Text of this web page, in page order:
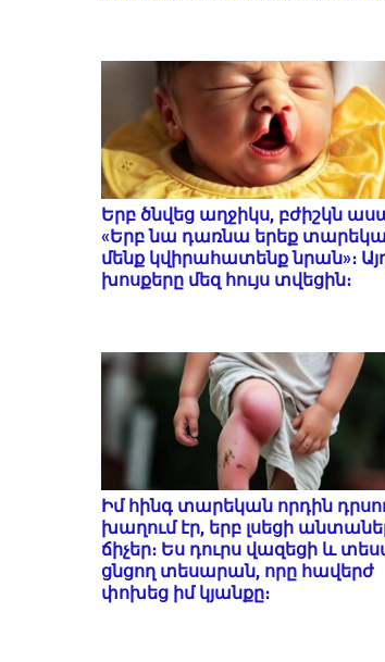
Երբ ծնվեց աղջիկս, բժիշկն
«Երբ նա դառնա երեք
մենք կվիրահատենք նրան»։
խոսքերը մեզ հույս տվեցին։
Իմ հինգ տարեկան որդին
խաղում էր, երբ լսեցի
ճիչեր։ Ես դուրս վազեցի և
ցնցող տեսարան, որը հավերժ
փոխեց իմ կյանքը։